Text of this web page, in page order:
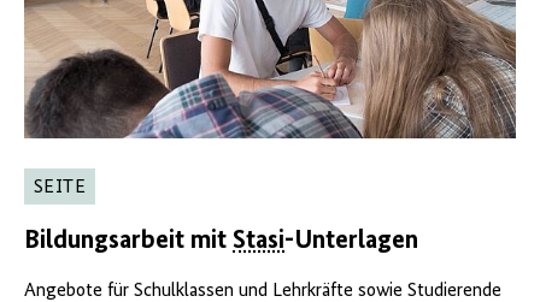
SEITE
Bildungsarbeit mit Stasi-Unterlagen
Angebote für Schulklassen und Lehrkräfte sowie Studierende